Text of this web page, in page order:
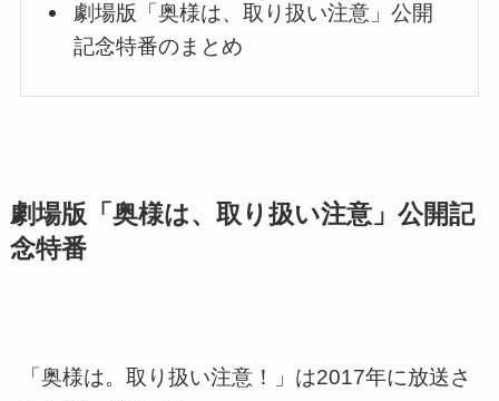
劇場版「奥様は、取り扱い注意」公開
記念特番のまとめ
劇場版「奥様は、取り扱い注意」公開記
念特番
「奥様は。取り扱い注意！」は2017年に放送さ